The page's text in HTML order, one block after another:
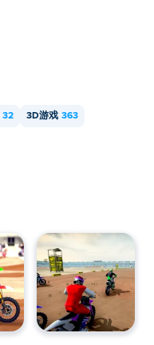
32 3D游戏 363